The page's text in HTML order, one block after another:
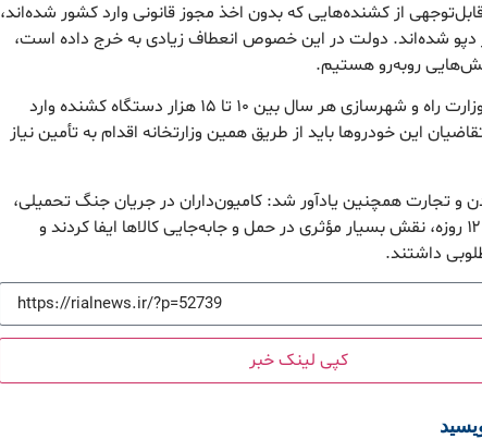
از کشنده‌هایی که بدون اخذ مجوز قانونی وارد کشور شده‌اند،
دپو شده‌اند. دولت در این خصوص انعطاف زیادی به خرج داده است،
روبه‌رو هستیم.
اتابک ادامه داد: وزارت راه و شهرسازی هر سال بین ۱۰ تا ۱۵ هزار دستگاه کشنده وارد
این خودروها باید از طریق همین وزارتخانه اقدام به تأمین نیاز
و تجارت همچنین یادآور شد: کامیون‌داران در جریان جنگ تحمیلی،
در یک بازه زمانی ۱۲ روزه، نقش بسیار مؤثری در حمل و جابه‌جایی کالاها ایفا کردند و
داشتند.
کپی لینک خبر